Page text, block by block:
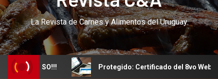
La Revista de Carnes y Alimentos del Uruguay
CURSO!!! Protegido: Certificado del 8vo Webinar